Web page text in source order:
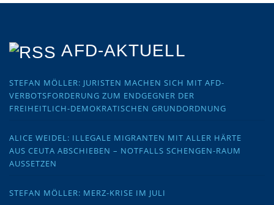
AFD-AKTUELL
STEFAN MÖLLER: JURISTEN MACHEN SICH MIT AFD-
VERBOTSFORDERUNG ZUM ENDGEGNER DER
FREIHEITLICH-DEMOKRATISCHEN GRUNDORDNUNG
ALICE WEIDEL: ILLEGALE MIGRANTEN MIT ALLER HÄRTE
AUS CEUTA ABSCHIEBEN – NOTFALLS SCHENGEN-RAUM
AUSSETZEN
STEFAN MÖLLER: MERZ-KRISE IM JULI